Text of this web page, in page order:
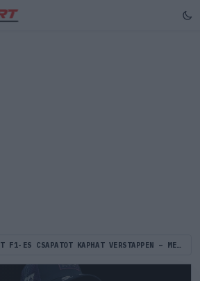
SAJÁT F1-ES CSAPATOT KAPHAT VERSTAPPEN – MEGHÖKKENTŐ RED BULL-TERV SZIVÁRGOTT KI